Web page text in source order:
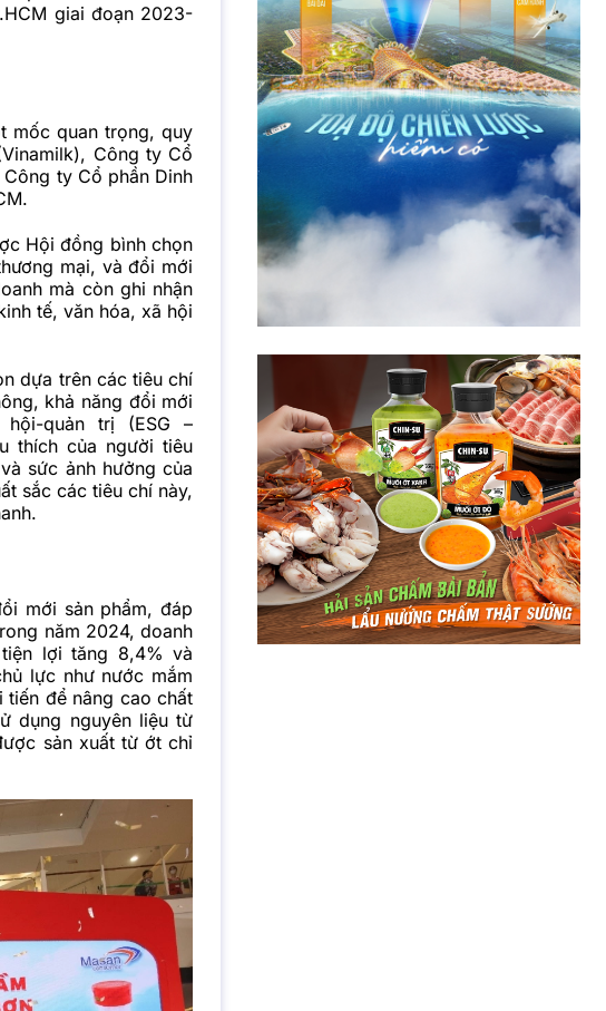
giai đoạn 2023-
mốc quan trọng, quy
Công ty Cổ
Công ty Cổ phần Dinh
Hội đồng bình chọn
mại, và đổi mới
mà còn ghi nhận
tế, văn hóa, xã hội
dựa trên các tiêu chí
khả năng đổi mới
quản trị (ESG –
thích của người tiêu
sức ảnh hưởng của
sắc các tiêu chí này,
mới sản phẩm, đáp
năm 2024, doanh
lợi tăng 8,4% và
lực như nước mắm
để nâng cao chất
dụng nguyên liệu từ
sản xuất từ ớt chỉ